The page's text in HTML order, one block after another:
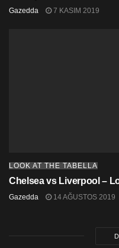
Gazedda 7 KASIM 2019
LOOK AT THE TABELLA
Chelsea vs Liverpool –
Gazedda 14 AĞUSTOS 2019